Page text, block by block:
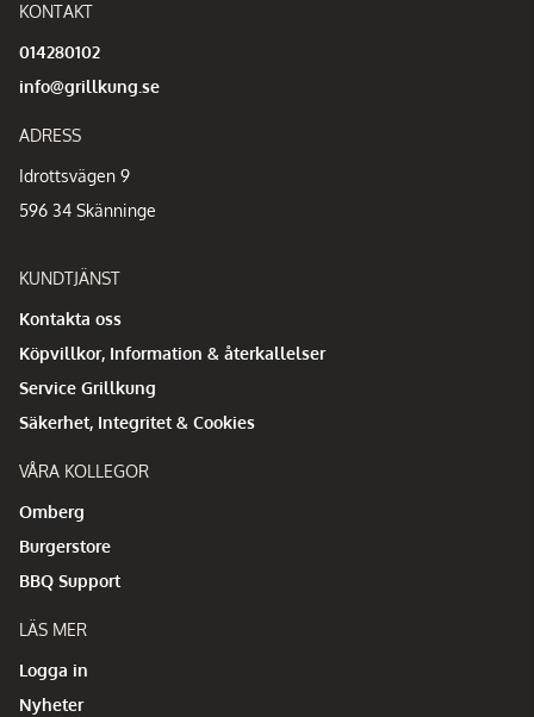
KONTAKT
014280102
info@grillkung.se
ADRESS
Idrottsvägen 9
596 34 Skänninge
KUNDTJÄNST
Kontakta oss
Köpvillkor, Information & återkallelser
Service Grillkung
Säkerhet, Integritet & Cookies
VÅRA KOLLEGOR
Omberg
Burgerstore
BBQ Support
LÄS MER
Logga in
Nyheter